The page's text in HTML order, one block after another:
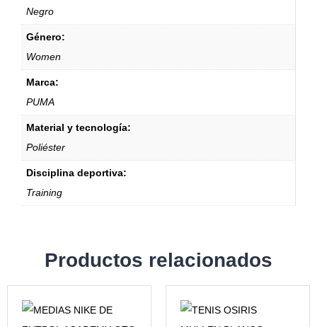
Negro
Género:
Women
Marca:
PUMA
Material y tecnología:
Poliéster
Disciplina deportiva:
Training
Productos relacionados